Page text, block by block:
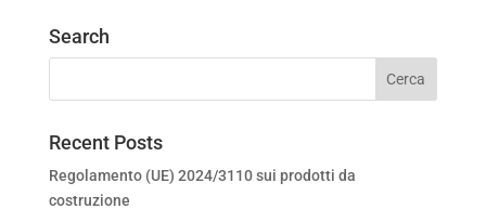
Search
Recent Posts
Regolamento (UE) 2024/3110 sui prodotti da
costruzione